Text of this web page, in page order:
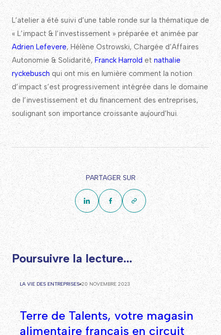
L’atelier a été suivi d’une table ronde sur la thématique de
« L’impact & l’investissement » préparée et animée par
Adrien Lefevere, Hélène Ostrowski, Chargée d’Affaires
Autonomie & Solidarité, Franck Harroldetnathalie
ryckebusch qui ont mis en lumière comment la notion
d’impact s’est progressivement intégrée dans le domaine
de l’investissement et du financement des entreprises,
soulignant son importance croissante aujourd’hui.
PARTAGER SUR
Poursuivre la lecture...
LA VIE DES ENTREPRISES 20 NOVEMBRE 2023
Terre de Talents, votre magasin
alimentaire français en circuit